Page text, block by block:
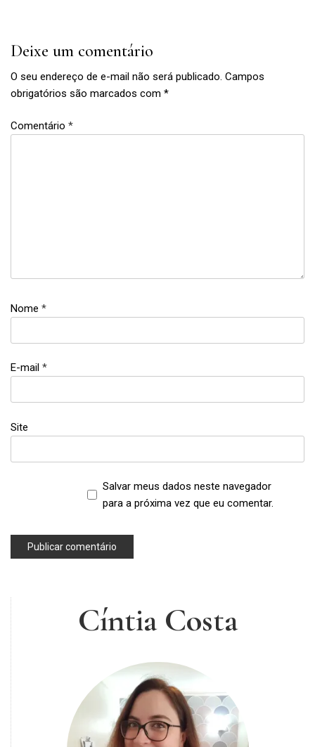
Dia das
,
Deixe um comentário
O seu endereço de e-mail não será publicado. Campos
obrigatórios são marcados com *
Comentário *
Nome *
E-mail *
Site
Salvar meus dados neste navegador
para a próxima vez que eu comentar.
Cíntia Costa